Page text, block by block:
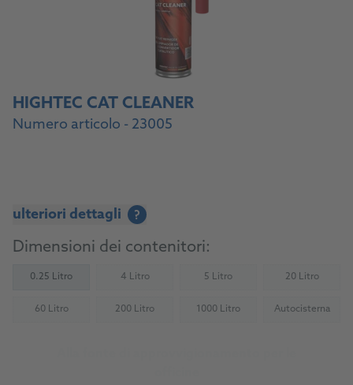
HIGHTEC CAT CLEANER
Numero articolo - 23005
ulteriori dettagli ?
Dimensioni dei contenitori:
0.25 Litro 4 Litro
(Not available) 5 Litro(Not available) 20 Litro
(Not
60 Litro
(Not available) 200 Litro(Not available) 1000 Litro(Not available)Autocisterna
(Not